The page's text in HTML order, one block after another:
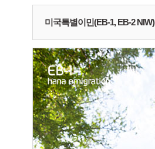
미국특별이민(EB-1, EB-2 NIW)